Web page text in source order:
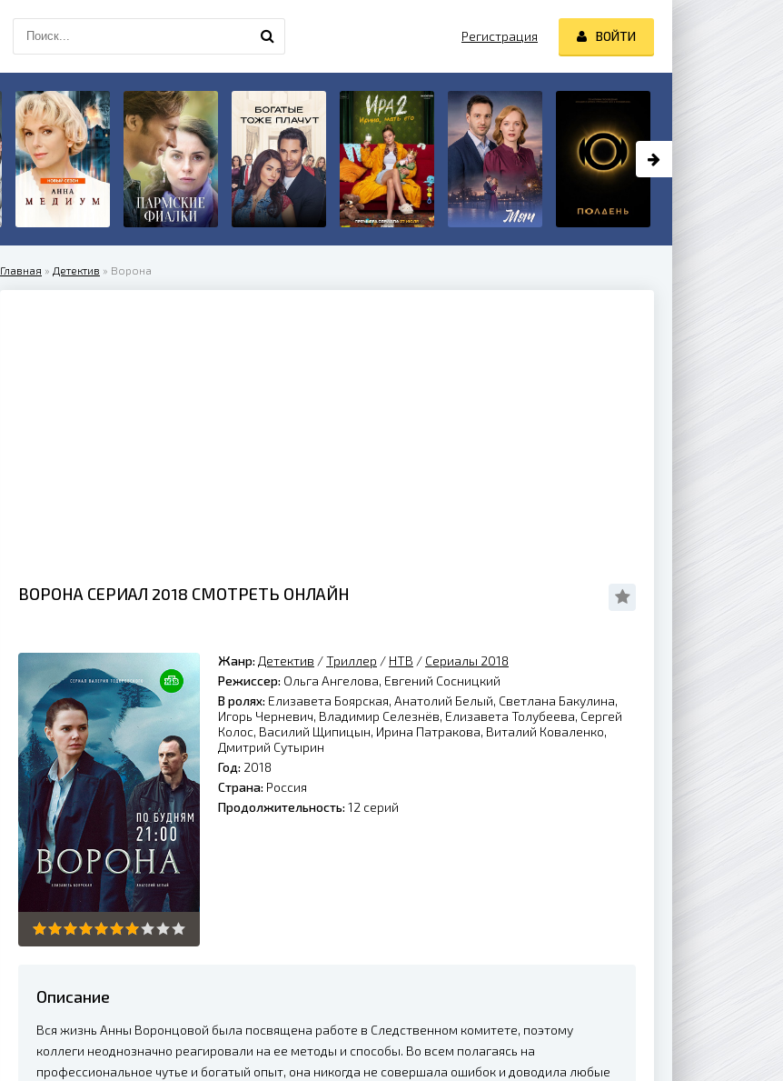
Главная » Детектив » Ворона
ВОРОНА СЕРИАЛ 2018 СМОТРЕТЬ ОНЛАЙН
Жанр: Детектив /Триллер / НТВ / Сериалы 2018
Режиссер: Ольга Ангелова, Евгений Сосницкий
В ролях: Елизавета Боярская, Анатолий Белый, Светлана Бакулина,
Игорь Черневич, Владимир Селезнёв, Елизавета Толубеева, Сергей
Колос, Василий Щипицын, Ирина Патракова, Виталий Коваленко,
Дмитрий Сутырин
Год: 2018
Страна: Россия
Продолжительность: 12 серий
Описание
Вся жизнь Анны Воронцовой была посвящена работе в Следственном комитете, поэтому
коллеги неоднозначно реагировали на ее методы и способы. Во всем полагаясь на
профессиональное чутье и богатый опыт, она никогда не совершала ошибок и доводила любые
Регистрация ВОЙТИ